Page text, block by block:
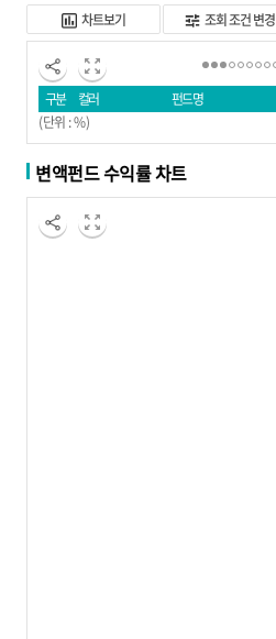
차트보기 조회 조건 변경
구분 컬러 펀드명
(단위 : %)
변액펀드 수익률 차트